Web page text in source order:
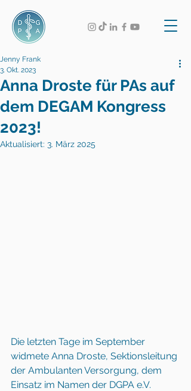
Anna Droste für PAs auf
dem DEGAM Kongress
2023!
Jenny Frank
3. Okt. 2023
Aktualisiert: 3. März 2025
Die letzten Tage im September
widmete Anna Droste, Sektionsleitung
der Ambulanten Versorgung, dem
Einsatz im Namen der DGPA e.V.